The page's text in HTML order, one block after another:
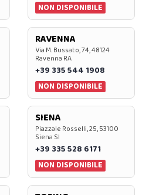
NON DISPONIBILE
RAVENNA
Via M. Bussato, 74, 48124
Ravenna RA
+39 335 544 1908
NON DISPONIBILE
SIENA
Piazzale Rosselli, 25, 53100
Siena SI
+39 335 528 6171
NON DISPONIBILE